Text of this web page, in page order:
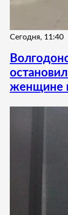
Сегодня, 11:40
женщине